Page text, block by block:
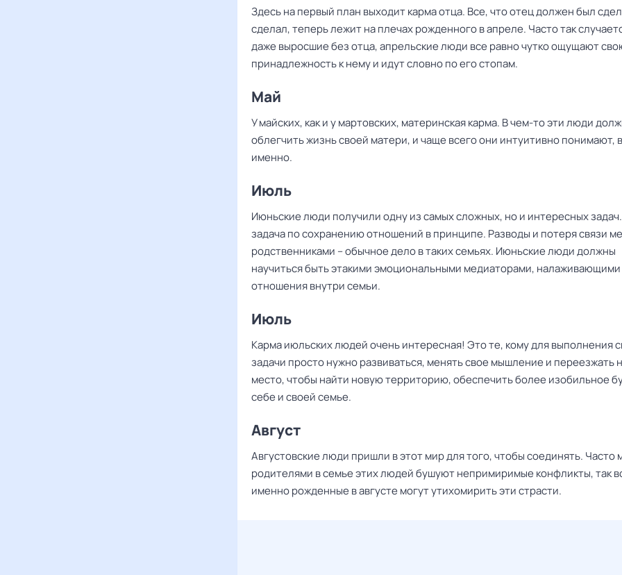
Здесь на первый план выходит карма отца. Все, что отец должен был
сделал, теперь лежит на плечах рожденного в апреле. Часто так
даже выросшие без отца, апрельские люди все равно чутко ощущают
принадлежность к нему и идут словно по его стопам.
Май
У майских, как и у мартовских, материнская карма. В чем-то эти люди
облегчить жизнь своей матери, и чаще всего они интуитивно понимают,
именно.
Июль
Июньские люди получили одну из самых сложных, но и интересных
задача по сохранению отношений в принципе. Разводы и потеря связи
родственниками – обычное дело в таких семьях. Июньские люди должны
научиться быть этакими эмоциональными медиаторами, налаживающими
отношения внутри семьи.
Июль
Карма июльских людей очень интересная! Это те, кому для выполнения
задачи просто нужно развиваться, менять свое мышление и переезжать
место, чтобы найти новую территорию, обеспечить более изобильное
себе и своей семье.
Август
Августовские люди пришли в этот мир для того, чтобы соединять. Часто
родителями в семье этих людей бушуют непримиримые конфликты, так
именно рожденные в августе могут утихомирить эти страсти.